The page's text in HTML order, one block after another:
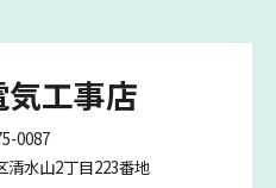
工事店
0087
清水山2丁目223番地